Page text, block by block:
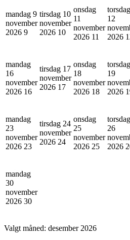
mandag 9
november
2026 9
tirsdag 10
november
2026 10
onsdag
11
november
2026 11
torsdag
12
2026
mandag
16
november
2026 16
tirsdag 17
november
2026 17
onsdag
18
november
2026 18
torsdag
19
2026
mandag
23
november
2026 23
tirsdag 24
november
2026 24
onsdag
25
november
2026 25
torsdag
26
2026
mandag
30
november
2026 30
Valgt måned: desember 2026